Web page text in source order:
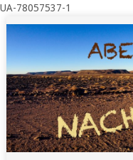
UA-78057537-1